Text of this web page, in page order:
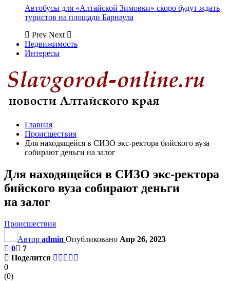
Автобусы для «Алтайской Зимовки» скоро будут ждать
туристов на площади Барнаула
Prev Next
Недвижимость
Интересы
Главная
Происшествия
Для находящейся в СИЗО экс-ректора бийского вуза
собирают деньги на залог
Для находящейся в СИЗО экс-ректора
бийского вуза собирают деньги
на залог
Происшествия
Автор admin Опубликовано Апр 26, 2023
0
7
Поделится
0
(0)